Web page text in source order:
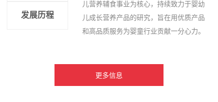
发展历程
儿营养辅食事业为核心，持续致力于婴幼
儿成长营养产品的研究，旨在用优质产品
和高品质服务为婴童行业贡献一分心力。
更多信息